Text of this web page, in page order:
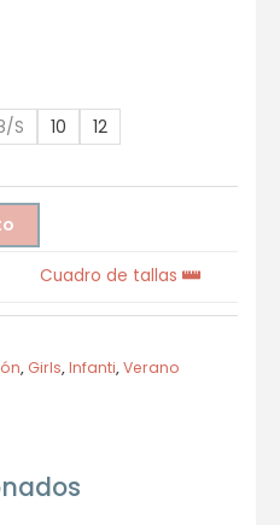
S 10 12
Cuadro de tallas
, Girls,Infanti,Verano